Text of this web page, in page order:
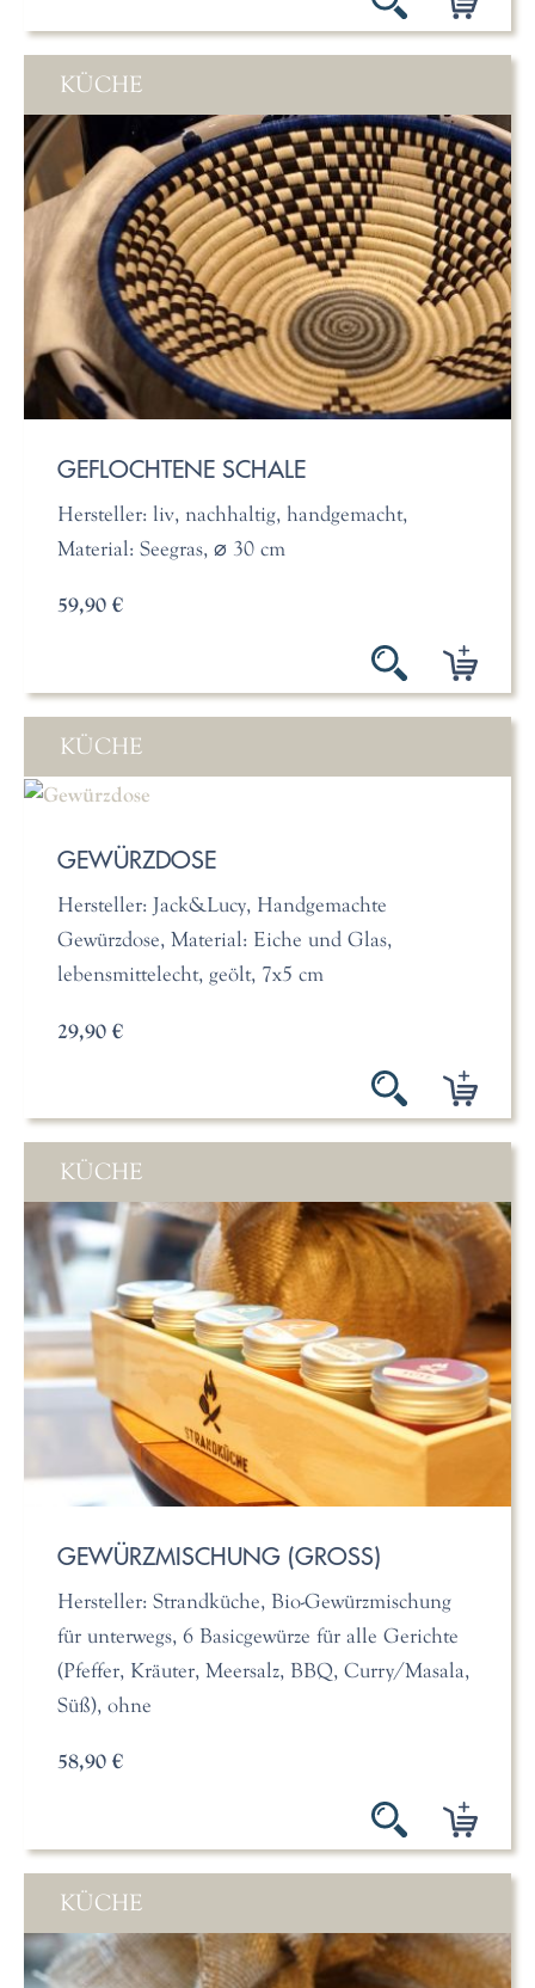
KÜCHE
GEFLOCHTENE SCHALE
Hersteller: liv, nachhaltig, handgemacht,
Material: Seegras, ⌀ 30 cm
59,90 €
KÜCHE
GEWÜRZDOSE
Hersteller: Jack&Lucy, Handgemachte
Gewürzdose, Material: Eiche und Glas,
lebensmittelecht, geölt, 7x5 cm
29,90 €
KÜCHE
GEWÜRZMISCHUNG (GROSS)
Hersteller: Strandküche, Bio-Gewürzmischung
für unterwegs, 6 Basicgewürze für alle Gerichte
(Pfeffer, Kräuter, Meersalz, BBQ, Curry/Masala,
Süß), ohne
58,90 €
KÜCHE